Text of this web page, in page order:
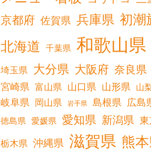
京都府 佐賀県 兵庫県 初潮
北海道
千葉県 和歌山県
埼玉県 大分県 大阪府 奈良県
宮崎県 富山県 山口県 山形県 山
岐阜県 岡山県 岩手県 島根県 広島
徳島県 愛媛県 愛知県 新潟県 東
栃木県 沖縄県 滋賀県 熊